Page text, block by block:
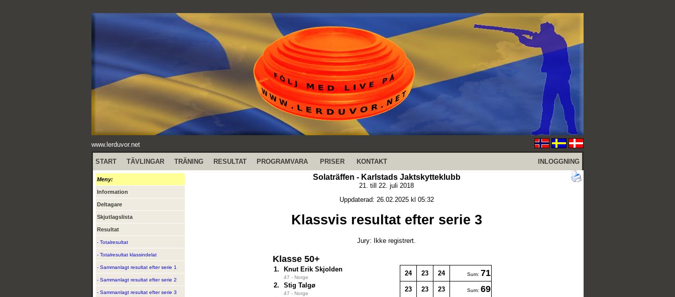
www.lerduvor.net
START TÄVLINGAR TRÄNING RESULTAT PROGRAMVARA PRISER KONTAKT INLOGGNING
Meny:
Information
Deltagare
Skjutlagslista
Resultat
- Totalresultat
- Totalresultat klassindelat
- Sammanlagt resultat efter serie 1
- Sammanlagt resultat efter serie 2
- Sammanlagt resultat efter serie 3
Solaträffen - Karlstads Jaktskytteklubb
21. till 22. juli 2018
Uppdaterad: 26.02.2025 kl 05:32
Klassvis resultat efter serie 3
Jury: Ikke registrert.
Klasse 50+
1. Knut Erik Skjolden
47 - Norge
24 23 24 Sum: 71
2. Stig Talgø
47 - Norge
23 23 23 Sum: 69